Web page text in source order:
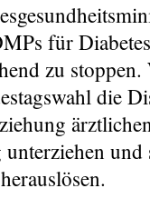
für
zu
die
und